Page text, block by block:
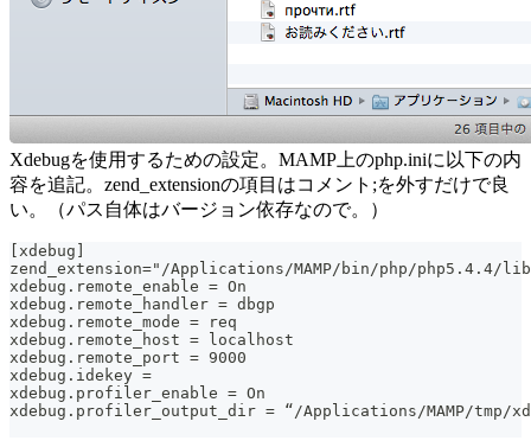
Xdebugを使用するための設定。MAMP上のphp.iniに以下の内
容を追記。zend_extensionの項目はコメント;を外すだけで良
い。（パス自体はバージョン依存なので。）
[xdebug]
zend_extension="/Applications/MAMP/bin/php/php5.4.4/
xdebug.remote_enable = On
xdebug.remote_handler = dbgp
xdebug.remote_mode = req
xdebug.remote_host = localhost
xdebug.remote_port = 9000
xdebug.idekey =
xdebug.profiler_enable = On
xdebug.profiler_output_dir = “/Applications/MAMP/tmp/